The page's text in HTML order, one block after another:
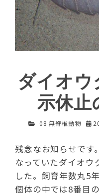
ダイオウ
示休止
08 無脊椎動物
残念なお知らせです
なっていたダイオウ
した。飼育年数丸5
個体の中では8番目